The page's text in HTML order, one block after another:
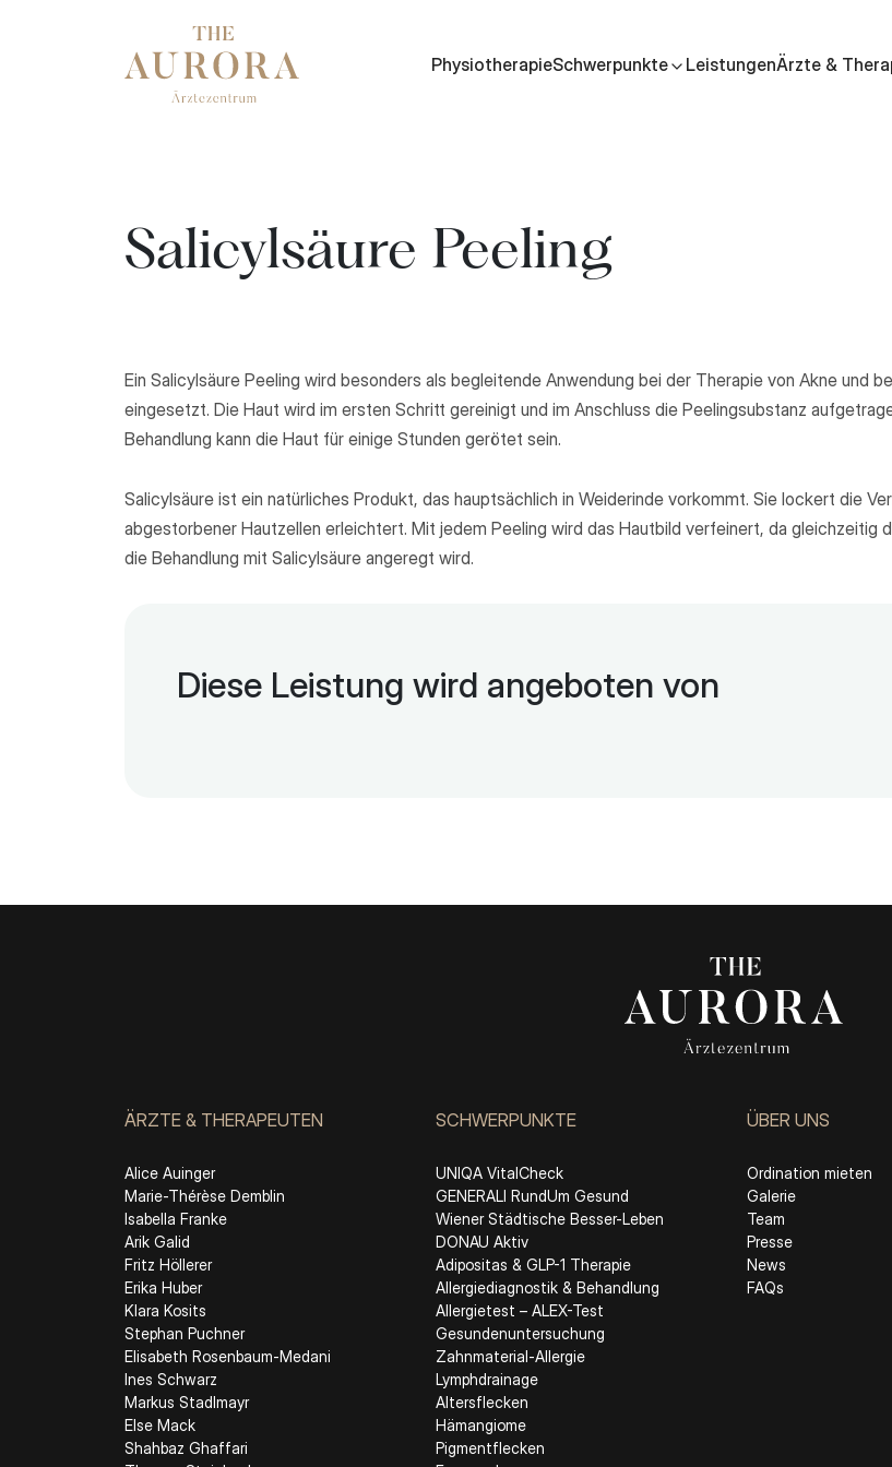
PhysiotherapieSchwerpunkte LeistungenÄrzte &
Salicylsäure Peeling
Ein Salicylsäure Peeling wird besonders als begleitende Anwendung bei der Therapie von Akne und
eingesetzt. Die Haut wird im ersten Schritt gereinigt und im Anschluss die Peelingsubstanz
Behandlung kann die Haut für einige Stunden gerötet sein.
Salicylsäure ist ein natürliches Produkt, das hauptsächlich in Weiderinde vorkommt. Sie lockert die
abgestorbener Hautzellen erleichtert. Mit jedem Peeling wird das Hautbild verfeinert, da gleichzeitig
die Behandlung mit Salicylsäure angeregt wird.
Diese Leistung wird angeboten von
ÄRZTE & THERAPEUTEN
Alice Auinger
Marie-Thérèse Demblin
Isabella Franke
Arik Galid
Fritz Höllerer
Erika Huber
Klara Kosits
Stephan Puchner
Elisabeth Rosenbaum-Medani
Ines Schwarz
Markus Stadlmayr
Else Mack
Shahbaz Ghaffari
SCHWERPUNKTE
UNIQA VitalCheck
GENERALI RundUm Gesund
Wiener Städtische Besser-Leben
DONAU Aktiv
Adipositas & GLP-1 Therapie
Allergiediagnostik & Behandlung
Allergietest – ALEX-Test
Gesundenuntersuchung
Zahnmaterial-Allergie
Lymphdrainage
Altersflecken
Hämangiome
Pigmentflecken
ÜBER UNS
Ordination mieten
Galerie
Team
Presse
News
FAQs